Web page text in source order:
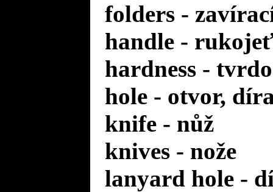
folders -
handle -
hardness -
hole - otvor,
knife - nůž
knives - nože
lanyard hole -